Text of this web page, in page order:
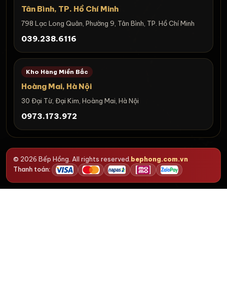
Tân Bình, TP. Hồ Chí Minh
798 Lạc Long Quân, Phường 9, Tân Bình, TP. Hồ Chí Minh
039.238.6116
Kho Hàng Miền Bắc
Hoàng Mai, Hà Nội
30 Đại Từ, Đại Kim, Hoàng Mai, Hà Nội
0973.173.972
© 2026 Bếp Hồng. All rights reserved. bephong.com.vn
Thanh toán: